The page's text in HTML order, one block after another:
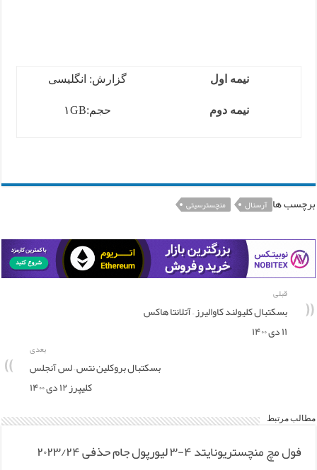
نیمه اول
نیمه دوم
گزارش: انگلیسی
حجم:۱GB
برچسب ها آرسنال منچسترسیتی
قبلی
بسکتبال کلیولند کاوالیرز – آتلانتا هاکس
۱۱ دی ۱۴۰۰
بعدی
بسکتبال بروکلین نتس – لس آنجلس
کلیپرز ۱۲ دی ۱۴۰۰
مطالب مرتبط
فول مچ منچستریونایتد ۴-۳ لیورپول جام حذفی ۲۰۲۳/۲۴